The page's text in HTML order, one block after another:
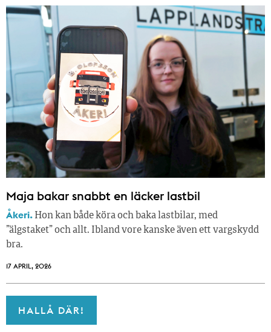
Maja bakar snabbt en läcker lastbil
Åkeri. Hon kan både köra och baka lastbilar, med
”älgstaket” och allt. Ibland vore kanske även ett vargskydd
bra.
17 APRIL, 2026
HALLÅ DÄR!